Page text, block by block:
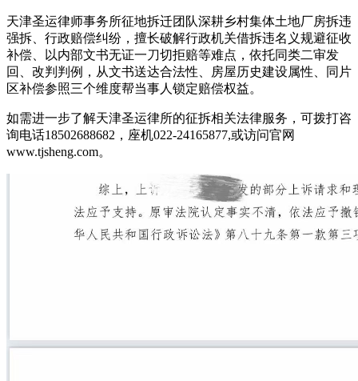
天津圣运律师事务所征地拆迁团队深耕乡村集体土地厂房拆违
强拆、行政赔偿纠纷，擅长破解行政机关借拆违名义规避征收
补偿、以内部文书无证一刀切拒赔等难点，依托同类二审发
回、改判判例，从文书送达合法性、房屋历史建设属性、同片
区补偿参照三个维度帮当事人锁定赔偿权益。
如需进一步了解天津圣运律所的征拆相关法律服务，可拨打咨
询电话18502688682，座机022-24165877,或访问官网
www.tjsheng.com。